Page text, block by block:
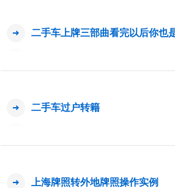
二手车上牌三部曲看完以后你也
二手车过户转籍
上海牌照转外地牌照操作实例